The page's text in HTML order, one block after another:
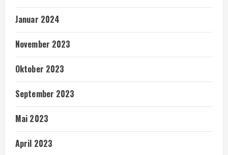
Januar 2024
November 2023
Oktober 2023
September 2023
Mai 2023
April 2023